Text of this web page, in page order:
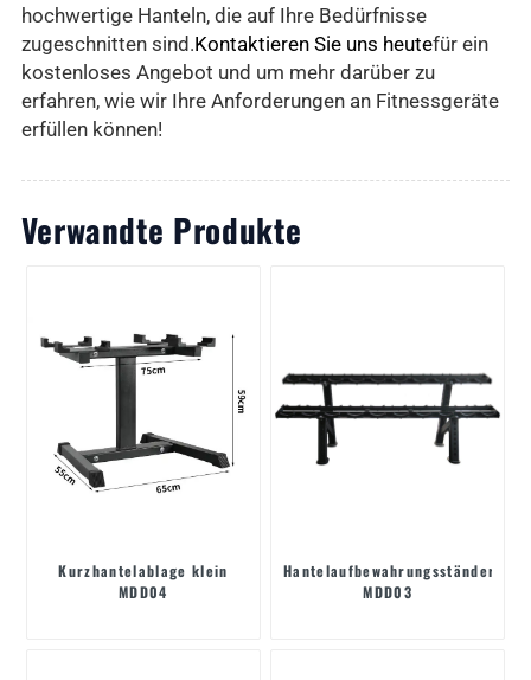
hochwertige Hanteln, die auf Ihre Bedürfnisse
zugeschnitten sind.Kontaktieren Sie uns heutefür ein
kostenloses Angebot und um mehr darüber zu
erfahren, wie wir Ihre Anforderungen an Fitnessgeräte
erfüllen können!
Verwandte Produkte
Kurzhantelablage klein
MDD04
Hantelaufbewahrungsständer
MDD03